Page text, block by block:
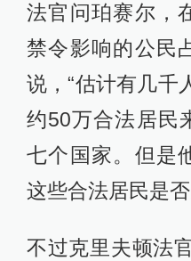
法官问珀赛尔，
禁令影响的公民
说，“估计有几千
约50万合法居民
七个国家。但是
这些合法居民是
不过克里夫顿法